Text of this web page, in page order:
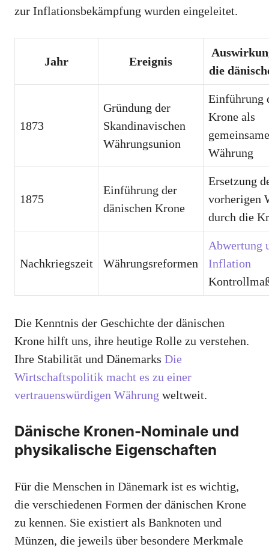
zur Inflationsbekämpfung wurden eingeleitet.
Jahr Ereignis
die
1873
Gründung der
Skandinavischen
Währungsunion
Einführung
Krone als
gemeinsame
Währung
1875
Einführung der
dänischen Krone
Ersetzung
vorherigen
durch die
Nachkriegszeit Währungsreformen
Abwertung
Inflation
Die Kenntnis der Geschichte der dänischen
Krone hilft uns, ihre heutige Rolle zu verstehen.
Ihre Stabilität und Dänemarks Die
Wirtschaftspolitik macht es zu einer
vertrauenswürdigen Währung weltweit.
Dänische Kronen-Nominale und
physikalische Eigenschaften
Für die Menschen in Dänemark ist es wichtig,
die verschiedenen Formen der dänischen Krone
zu kennen. Sie existiert als Banknoten und
Münzen, die jeweils über besondere Merkmale